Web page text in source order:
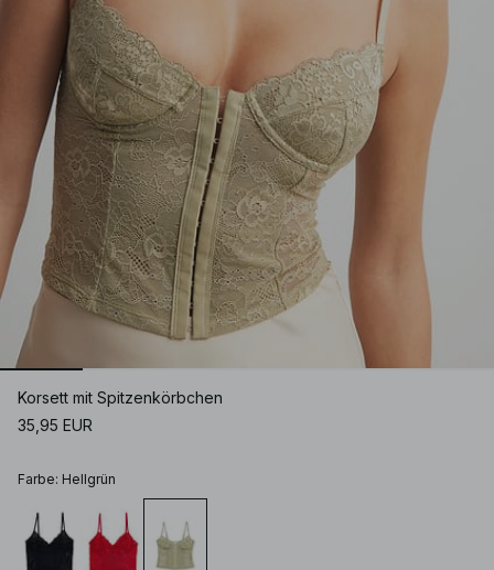
Korsett mit Spitzenkörbchen
35,95 EUR
Farbe: Hellgrün